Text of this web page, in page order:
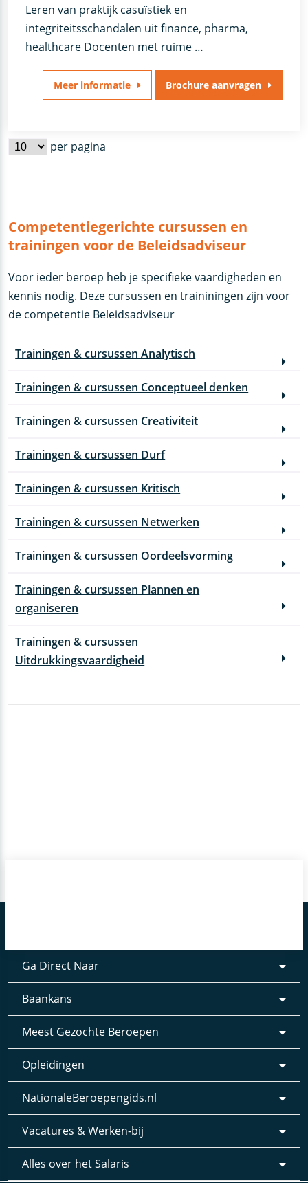
Leren van praktijk casuïstiek en
integriteitsschandalen uit finance, pharma,
healthcare Docenten met ruime …
Meer informatie Brochure aanvragen
per pagina
Competentiegerichte cursussen en
trainingen voor de Beleidsadviseur
Voor ieder beroep heb je specifieke vaardigheden en
kennis nodig. Deze cursussen en traininingen zijn voor
de competentie Beleidsadviseur
Trainingen & cursussen Analytisch
Trainingen & cursussen Conceptueel denken
Trainingen & cursussen Creativiteit
Trainingen & cursussen Durf
Trainingen & cursussen Kritisch
Trainingen & cursussen Netwerken
Trainingen & cursussen Oordeelsvorming
Trainingen & cursussen Plannen en
organiseren
Trainingen & cursussen
Uitdrukkingsvaardigheid
Ga Direct Naar
Baankans
Meest Gezochte Beroepen
Opleidingen
NationaleBeroepengids.nl
Vacatures & Werken-bij
Alles over het Salaris